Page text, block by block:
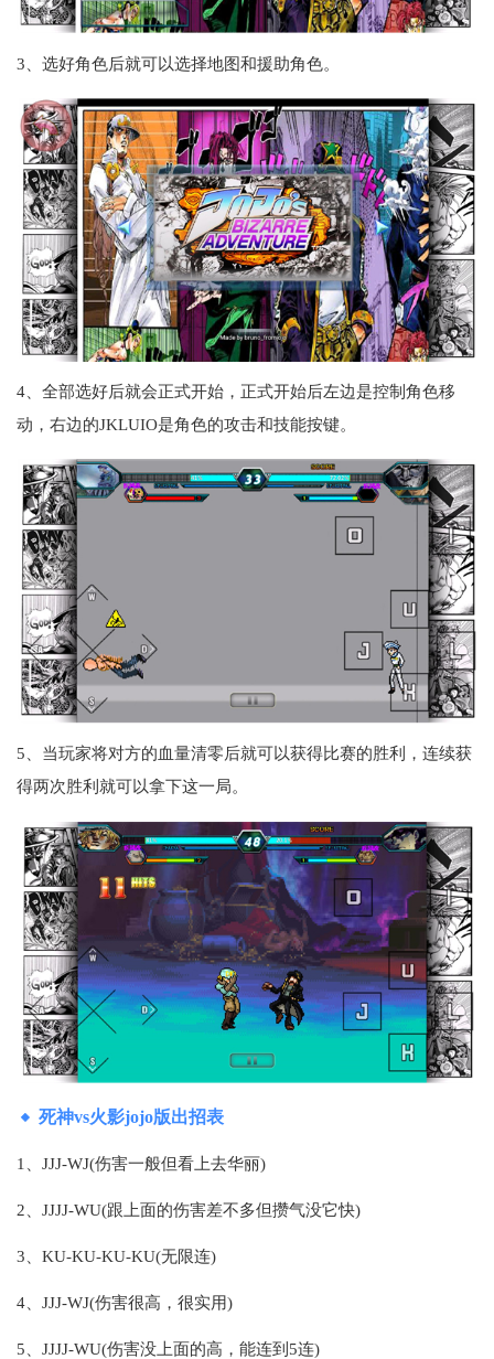
3、选好角色后就可以选择地图和援助角色。
4、全部选好后就会正式开始，正式开始后左边是控制角色移
动，右边的JKLUIO是角色的攻击和技能按键。
5、当玩家将对方的血量清零后就可以获得比赛的胜利，连续获
得两次胜利就可以拿下这一局。
死神vs火影jojo版出招表
1、JJJ-WJ(伤害一般但看上去华丽)
2、JJJJ-WU(跟上面的伤害差不多但攒气没它快)
3、KU-KU-KU-KU(无限连)
4、JJJ-WJ(伤害很高，很实用)
5、JJJJ-WU(伤害没上面的高，能连到5连)